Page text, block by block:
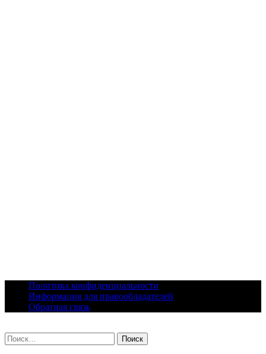
content
Политика конфиденциальности
Информация для правообладателей
Обратная связь
Найти: